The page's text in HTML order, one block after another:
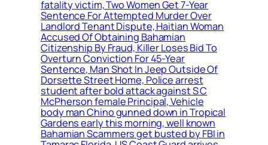
fatality victim, Two Women Get 7-Year
Sentence For Attempted Murder Over
Landlord Tenant Dispute, Haitian Woman
Accused Of Obtaining Bahamian
Citizenship By Fraud, Killer Loses Bid To
Overturn Conviction For 45-Year
Sentence, Man Shot In Jeep Outside Of
Dorsette Street Home, Police arrest
student after bold attack against S C
McPherson female Principal, Vehicle
body man Chino gunned down in Tropical
Gardens early this morning, well known
Bahamian Scammers get busted by FBI in